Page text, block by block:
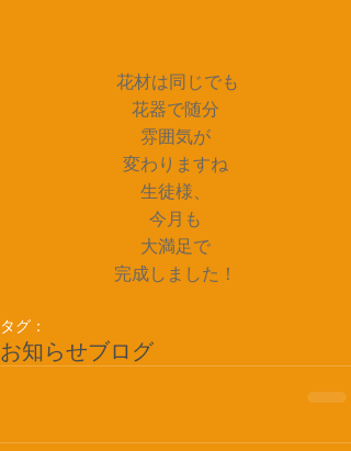
花材は同じでも
花器で随分
雰囲気が
変わりますね
生徒様、
今月も
大満足で
完成しました！
タグ：
お知らせブログ